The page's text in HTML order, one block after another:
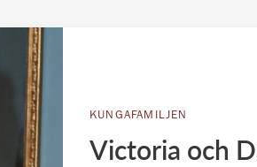
KUNGAFAMILJEN
Victoria och